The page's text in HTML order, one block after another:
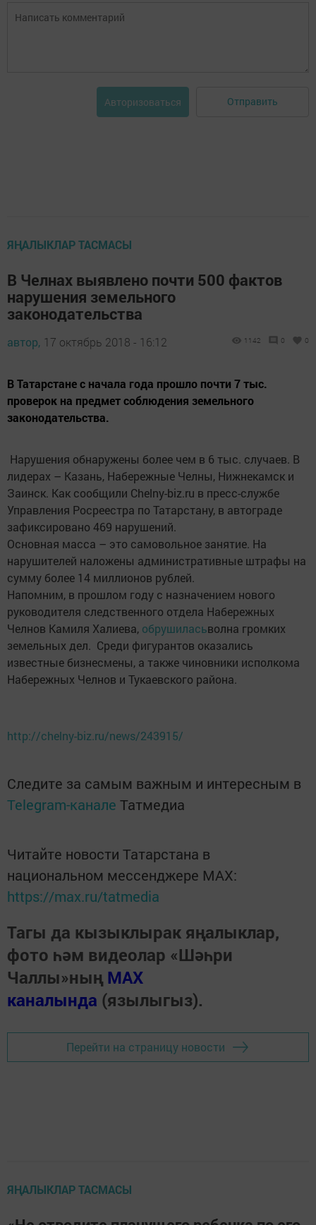
Авторизоваться Отправить
ЯҢАЛЫКЛАР ТАСМАСЫ
В Челнах выявлено почти 500 фактов
нарушения земельного
законодательства
автор, 17 октябрь 2018 - 16:12 1142 0 0
В Татарстане с начала года прошло почти 7 тыс.
проверок на предмет соблюдения земельного
законодательства.
Нарушения обнаружены более чем в 6 тыс. случаев. В
лидерах – Казань, Набережные Челны, Нижнекамск и
Заинск. Как сообщили Chelny-biz.ru в пресс-службе
Управления Росреестра по Татарстану, в автограде
зафиксировано 469 нарушений.
Основная масса – это самовольное занятие. На
нарушителей наложены административные штрафы на
сумму более 14 миллионов рублей.
Напомним, в прошлом году с назначением нового
руководителя следственного отдела Набережных
Челнов Камиля Халиева, обрушиласьволна громких
земельных дел. Среди фигурантов оказались
известные бизнесмены, а также чиновники исполкома
Набережных Челнов и Тукаевского района.
http://chelny-biz.ru/news/243915/
Следите за самым важным и интересным в
Telegram-канале Татмедиа
Читайте новости Татарстана в
национальном мессенджере MАХ:
https://max.ru/tatmedia
Тагы да кызыклырак яңалыклар,
фото һәм видеолар «Шәһри
Чаллы»ның MAX
каналында (язылыгыз).
Перейти на страницу новости
ЯҢАЛЫКЛАР ТАСМАСЫ